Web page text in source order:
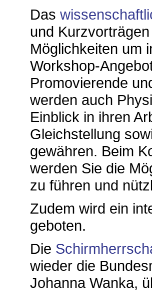
Das
und
Möglichkeiten um
Workshop-
Promovierende
werden auch
Einblick in ihren
Gleichstellung
gewähren. Beim
werden Sie die
zu führen und
Zudem wird ein
geboten.
Die
wieder die
Johanna Wanka,